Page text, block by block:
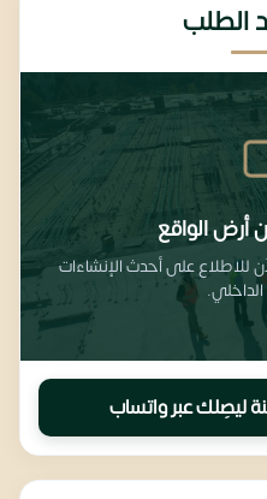
الطلب
أرض الواقع
للاطلاع على أحدث الإنشاءات
ليصِلك عبر واتساب